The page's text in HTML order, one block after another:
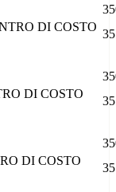
DI COSTO
35
DI COSTO
35
DI COSTO
35